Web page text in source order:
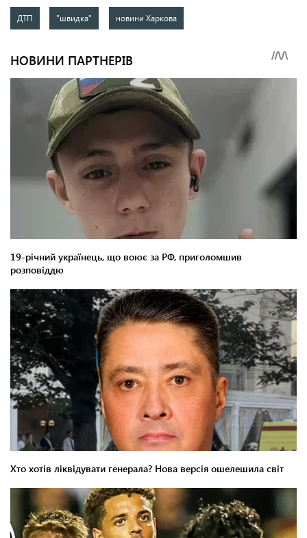
ДТП "швидка" новини Харкова